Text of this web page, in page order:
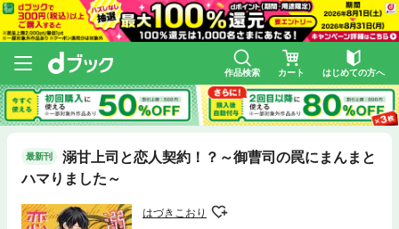
作品検索 カート はじめての方へ
最新刊
溺甘上司と恋人契約！？～御曹司の罠にまんまと
ハマりました～
はづきこおり